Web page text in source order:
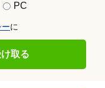
PC
に
取る